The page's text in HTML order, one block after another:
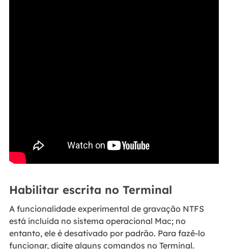
Habilitar escrita no Terminal
A funcionalidade experimental de gravação NTFS
está incluída no sistema operacional Mac; no
entanto, ele é desativado por padrão. Para fazê-lo
funcionar, digite alguns comandos no Terminal.